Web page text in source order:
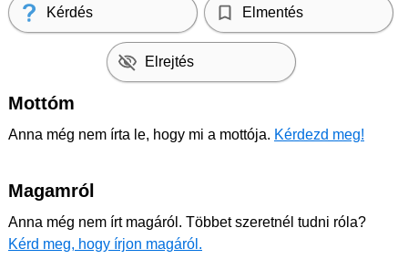
Kérdés Elmentés
Elrejtés
Mottóm
Anna még nem írta le, hogy mi a mottója. Kérdezd meg!
Magamról
Anna még nem írt magáról. Többet szeretnél tudni róla?
Kérd meg, hogy írjon magáról.